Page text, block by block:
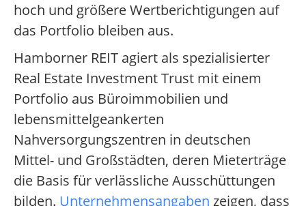
hoch und größere Wertberichtigungen auf
das Portfolio bleiben aus.
Hamborner REIT agiert als spezialisierter
Real Estate Investment Trust mit einem
Portfolio aus Büroimmobilien und
lebensmittelgeankerten
Nahversorgungszentren in deutschen
Mittel- und Großstädten, deren Mieterträge
die Basis für verlässliche Ausschüttungen
bilden. Unternehmensangaben zeigen, dass